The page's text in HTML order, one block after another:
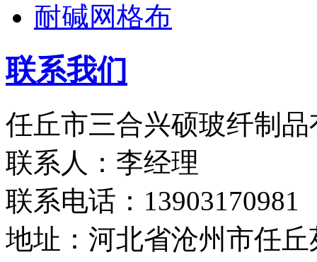
耐碱网格布
联系我们
任丘市三合兴硕玻纤制
联系人：李经理
联系电话：13903170981
地址：河北省沧州市任